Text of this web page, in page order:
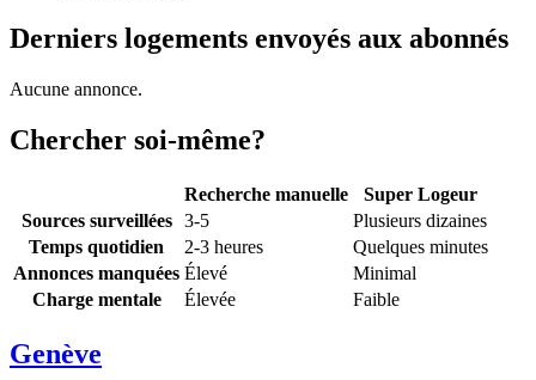
Derniers logements envoyés aux abonnés
Aucune annonce.
Chercher soi-même?
Recherche manuelle
Super Logeur
Sources surveillées
3-5
Plusieurs dizaines
Temps quotidien
2-3 heures
Quelques minutes
Annonces manquées Élevé
Minimal
Charge mentale
Élevée Faible
Genève